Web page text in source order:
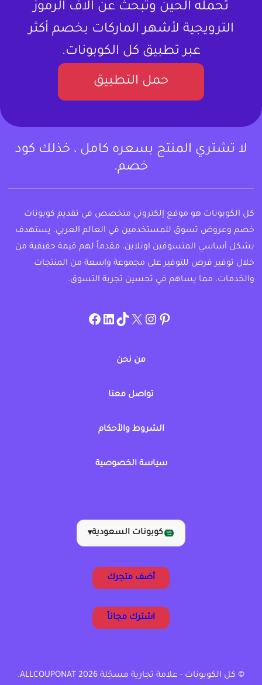
تحمله الحين وتبحث عن آلاف الرموز
الترويجية لأشهر الماركات بخصم أكثر
عبر تطبيق كل الكوبونات.
حمل التطبيق
لا تشتري المنتج بسعره كامل ، خذلك كود
خصم.
كل الكوبونات هو موقع إلكتروني متخصص في تقديم كوبونات
خصم وعروض تسوق للمستخدمين في العالم العربي. يستهدف
بشكل أساسي المتسوقين اونلاين، مقدماً لهم قيمة حقيقية من
خلال توفير فرص للتوفير على مجموعة واسعة من المنتجات
والخدمات، مما يساهم في تحسين تجربة التسوق.
pinterest
allcouponat
twitter
TikTok
linkedin
facebook
من نحن
تواصل معنا
الشروط والأحكام
سياسة الخصوصية
كوبونات السعودية▾
أضف متجرك
اشترك مجاناً
© كل الكوبونات - علامة تجارية مسجّلة ALLCOUPONAT 2026.